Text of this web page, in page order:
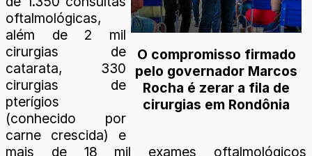
O compromisso firmado
pelo governador Marcos
Rocha é zerar a fila de
cirurgias em Rondônia
oftalmológicas,
além de 2 mil
cirurgias de
catarata, 330
cirurgias de
pterígios
(conhecido por
carne crescida) e
mais de 18 mil exames oftalmológicos